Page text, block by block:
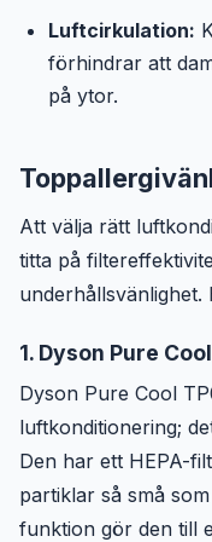
Luftcirkulation:
förhindrar att
på ytor.
Att välja rätt
titta på
1. Dyson Pure
Dyson Pure Cool
luftkonditionering;
Den har ett HEPA-
partiklar så små
funktion gör den till